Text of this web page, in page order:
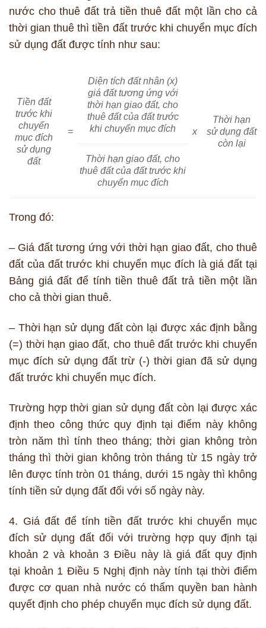
nước cho thuê đất trả tiền thuê đất một lần cho cả
thời gian thuê thì tiền đất trước khi chuyển mục đích
sử dụng đất được tính như sau:
Tiền đất
trước khi
chuyển
mục đích
sử dụng
đất
=
Diện tích đất nhân (x)
giá đất tương ứng với
thời hạn giao đất, cho
thuê đất của đất trước
khi chuyển mục đích
x
Thời hạn
sử dụng đất
còn lại
Thời hạn giao đất, cho
thuê đất của đất trước khi
chuyển mục đích
Trong đó:
– Giá đất tương ứng với thời hạn giao đất, cho thuê
đất của đất trước khi chuyển mục đích là giá đất tại
Bảng giá đất để tính tiền thuê đất trả tiền một lần
cho cả thời gian thuê.
– Thời hạn sử dụng đất còn lại được xác định bằng
(=) thời hạn giao đất, cho thuê đất trước khi chuyển
mục đích sử dụng đất trừ (-) thời gian đã sử dụng
đất trước khi chuyển mục đích.
Trường hợp thời gian sử dụng đất còn lại được xác
định theo công thức quy định tại điểm này không
tròn năm thì tính theo tháng; thời gian không tròn
tháng thì thời gian không tròn tháng từ 15 ngày trở
lên được tính tròn 01 tháng, dưới 15 ngày thì không
tính tiền sử dụng đất đối với số ngày này.
4. Giá đất để tính tiền đất trước khi chuyển mục
đích sử dụng đất đối với trường hợp quy định tại
khoản 2 và khoản 3 Điều này là giá đất quy định
tại khoản 1 Điều 5 Nghị định này tính tại thời điểm
được cơ quan nhà nước có thẩm quyền ban hành
quyết định cho phép chuyển mục đích sử dụng đất.